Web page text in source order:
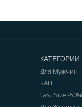
КАТЕГОРИИ
Для Мужчин
SALE
Last Size -50%